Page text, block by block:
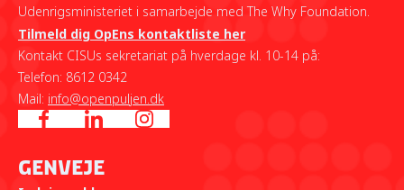
Udenrigsministeriet i samarbejde med The Why Foundation.
Tilmeld dig OpEns kontaktliste her
Kontakt CISUs sekretariat på hverdage kl. 10-14 på:
Telefon: 8612 0342
Mail: info@openpuljen.dk
Genveje